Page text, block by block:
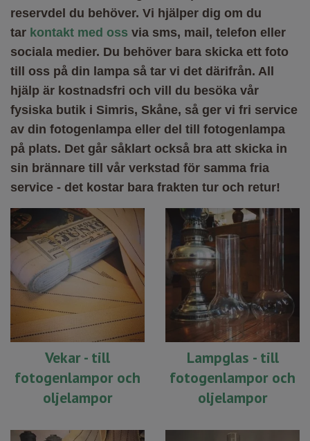
reservdel du behöver. Vi hjälper dig om du
tar kontakt med oss via sms, mail, telefon eller
sociala medier. Du behöver bara skicka ett foto
till oss på din lampa så tar vi det därifrån. All
hjälp är kostnadsfri och vill du besöka vår
fysiska butik i Simris, Skåne, så ger vi fri service
av din fotogenlampa eller del till fotogenlampa
på plats. Det går såklart också bra att skicka in
sin brännare till vår verkstad för samma fria
service - det kostar bara frakten tur och retur!
Vekar - till
fotogenlampor och
oljelampor
Lampglas - till
fotogenlampor och
oljelampor